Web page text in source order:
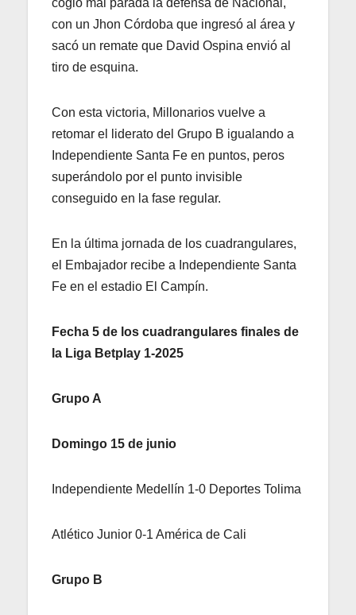
con un Jhon Córdoba que ingresó al área y
sacó un remate que David Ospina envió al
tiro de esquina.
Con esta victoria, Millonarios vuelve a
retomar el liderato del Grupo B igualando a
Independiente Santa Fe en puntos, peros
superándolo por el punto invisible
conseguido en la fase regular.
En la última jornada de los cuadrangulares,
el Embajador recibe a Independiente Santa
Fe en el estadio El Campín.
Fecha 5 de los cuadrangulares finales de
la Liga Betplay 1-2025
Grupo A
Domingo 15 de junio
Independiente Medellín 1-0 Deportes Tolima
Atlético Junior 0-1 América de Cali
Grupo B